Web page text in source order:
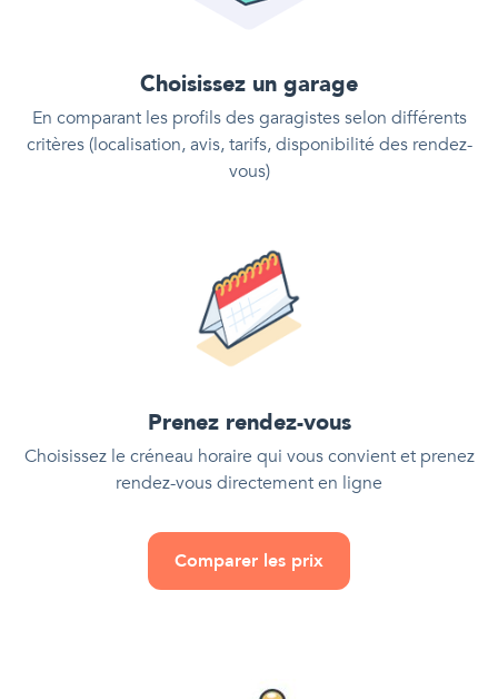
Choisissez un garage
En comparant les profils des garagistes selon différents
critères (localisation, avis, tarifs, disponibilité des rendez-
vous)
Prenez rendez-vous
Choisissez le créneau horaire qui vous convient et prenez
rendez-vous directement en ligne
Comparer les prix